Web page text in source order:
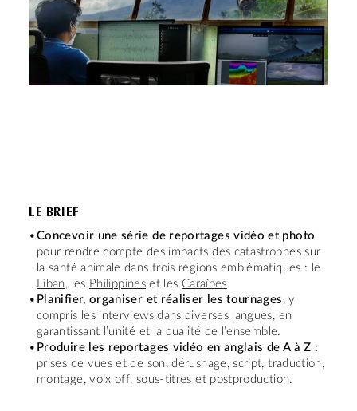
LE BRIEF
Concevoir une série de reportages vidéo et photo
pour rendre compte des impacts des catastrophes sur
la santé animale dans trois régions emblématiques : le
Liban, les Philippineset les Caraïbes.
Planifier, organiser et réaliser les tournages , y
compris les interviews dans diverses langues, en
garantissant l’unité et la qualité de l’ensemble.
Produire les reportages vidéo en anglais de A à Z :
prises de vues et de son, dérushage, script, traduction,
montage, voix off, sous-titres et postproduction.